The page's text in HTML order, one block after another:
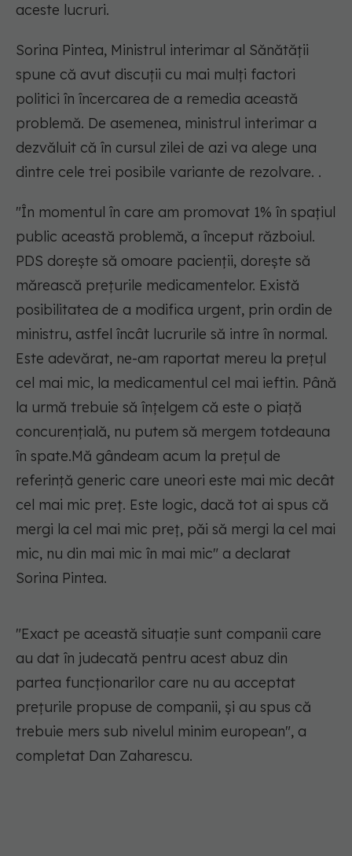
aceste lucruri.
Sorina Pintea, Ministrul interimar al Sănătății
spune că avut discuții cu mai mulți factori
politici în încercarea de a remedia această
problemă. De asemenea, ministrul interimar a
dezvăluit că în cursul zilei de azi va alege una
dintre cele trei posibile variante de rezolvare. .
"În momentul în care am promovat 1% în spațiul
public această problemă, a început războiul.
PDS dorește să omoare pacienții, dorește să
mărească prețurile medicamentelor. Există
posibilitatea de a modifica urgent, prin ordin de
ministru, astfel încât lucrurile să intre în normal.
Este adevărat, ne-am raportat mereu la prețul
cel mai mic, la medicamentul cel mai ieftin. Până
la urmă trebuie să înțelgem că este o piață
concurențială, nu putem să mergem totdeauna
în spate.Mă gândeam acum la prețul de
referință generic care uneori este mai mic decât
cel mai mic preț. Este logic, dacă tot ai spus că
mergi la cel mai mic preț, păi să mergi la cel mai
mic, nu din mai mic în mai mic" a declarat
Sorina Pintea.
"Exact pe această situație sunt companii care
au dat în judecată pentru acest abuz din
partea funcționarilor care nu au acceptat
prețurile propuse de companii, și au spus că
trebuie mers sub nivelul minim european", a
completat Dan Zaharescu.